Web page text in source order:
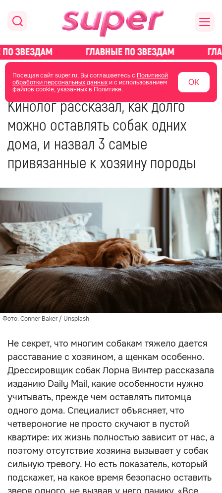
Посещая сайт super.ru, Вы соглашаетесь с Политикой обработки
персональных данныхи с использованием файлов cookie, указанных в
Политике.
главная стиль жизни
01 октября 2023 16:53
Кинолог рассказал, как долго
можно оставлять собак одних
дома, и назвал 3 самые
привязанные к хозяину породы
Фото: Conner Baker / Unsplash
Не секрет, что многим собакам тяжело дается
расставание с хозяином, а щенкам особенно.
Дрессировщик собак Лорна Винтер рассказала
изданию Daily Mail, какие особенности нужно
учитывать, прежде чем оставлять питомца
одного дома. Специалист объясняет, что
четвероногие не просто скучают в пустой
квартире: их жизнь полностью зависит от нас, а
поэтому отсутствие хозяина вызывает у собак
сильную тревогу. Но есть показатель, который
подскажет, на какое время безопасно оставить